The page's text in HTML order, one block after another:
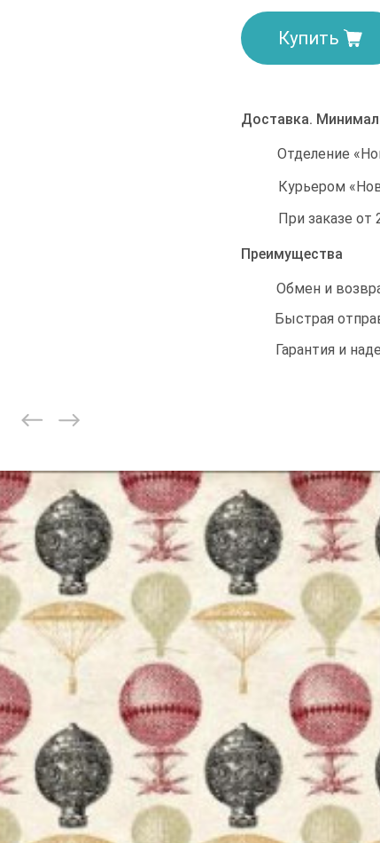
Купить
Доставка.
Отделение
Курьером
При заказе от
Преимущества
Обмен и
Быстрая
Гарантия и